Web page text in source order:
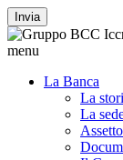
Invia
menu
La Banca
La
La